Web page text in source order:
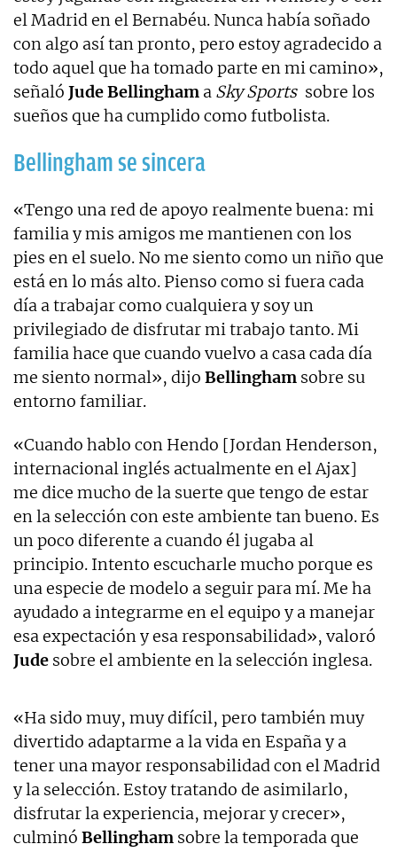
el Madrid en el Bernabéu. Nunca había soñado
con algo así tan pronto, pero estoy agradecido a
todo aquel que ha tomado parte en mi camino»,
señaló Jude Bellingham a Sky Sports sobre los
sueños que ha cumplido como futbolista.
Bellingham se sincera
«Tengo una red de apoyo realmente buena: mi
familia y mis amigos me mantienen con los
pies en el suelo. No me siento como un niño que
está en lo más alto. Pienso como si fuera cada
día a trabajar como cualquiera y soy un
privilegiado de disfrutar mi trabajo tanto. Mi
familia hace que cuando vuelvo a casa cada día
me siento normal», dijo Bellingham sobre su
entorno familiar.
«Cuando hablo con Hendo [Jordan Henderson,
internacional inglés actualmente en el Ajax]
me dice mucho de la suerte que tengo de estar
en la selección con este ambiente tan bueno. Es
un poco diferente a cuando él jugaba al
principio. Intento escucharle mucho porque es
una especie de modelo a seguir para mí. Me ha
ayudado a integrarme en el equipo y a manejar
esa expectación y esa responsabilidad», valoró
Jude sobre el ambiente en la selección inglesa.
«Ha sido muy, muy difícil, pero también muy
divertido adaptarme a la vida en España y a
tener una mayor responsabilidad con el Madrid
y la selección. Estoy tratando de asimilarlo,
disfrutar la experiencia, mejorar y crecer»,
culminó Bellingham sobre la temporada que